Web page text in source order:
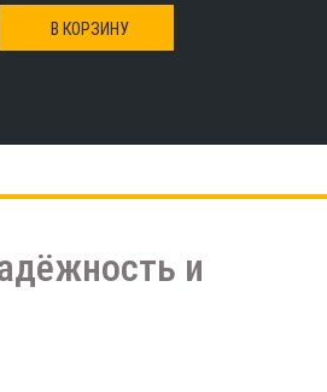
В КОРЗИНУ
и